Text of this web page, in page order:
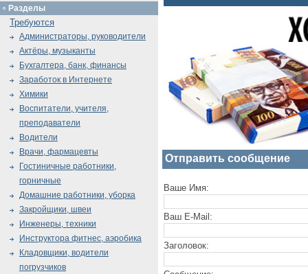
Отправить сообщение
Ваше Имя:
Ваш E-Mail:
Заголовок:
Разделы
Требуются
Администраторы, руководители
Актёры, музыканты
Бухгалтера, банк, финансы
Заработок в Интернете
Химики
Воспитатели, учителя,
преподаватели
Водители
Врачи, фармацевты
Гостиничные работники,
горничные
Домашние работники, уборка
Закройщики, швеи
Инженеры, техники
Инструктора фитнес, аэробика
Кладовщики, водители
погрузчиков